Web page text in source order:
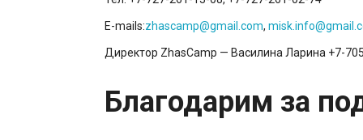
E-mails:zhascamp@gmail.com,
Директор ZhasCamp — Василина Ларина +7-
Благодарим за